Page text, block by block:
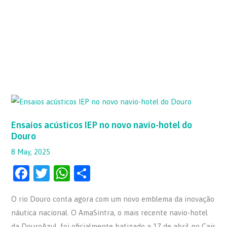
Ensaios acústicos IEP no novo navio-hotel do
Douro
8 May, 2025
F
c
e
T
itt
er
W
at
s
ar
e
O rio Douro conta agora com um novo emblema da inovação
náutica nacional. O AmaSintra, o mais recente navio-hotel
Ensaios
acústicos
no
novo
navio-
do
Douro